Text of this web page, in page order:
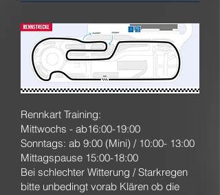
Rennkart Training:
Mittwochs - ab16:00-19:00
Sonntags: ab 9:00 (Mini) / 10:00- 13:00
Mittagspause 15:00-18:00
Bei schlechter Witterung / Starkregen
bitte unbedingt vorab Klären ob die